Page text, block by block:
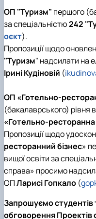
ОП "Туризм" першого
за спеціальністю242
оєкт).
Пропозиції щодо
"Туризм" надсилати на
Ірині Кудіновій (
ОП «Готельно-
(бакалаврського) рівня
«Готельно-ресторанна
Пропозиції щодо
ресторанний бізнес»
вищої освіти за
справа» просимо
ОПЛарисі Гопкало (
Запрошуємо студентів
обговорення Проектів